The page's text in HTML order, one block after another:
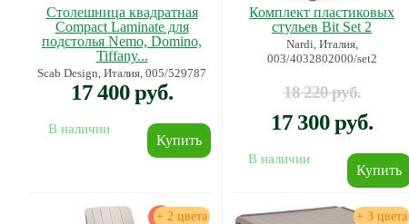
Столешница квадратная
Compact Laminate для
подстолья Nemo, Domino,
Tiffany...
Scab Design, Италия, 005/529787
17 400 руб.
В наличии
Комплект пластиковых
стульев Bit Set 2
Nardi, Италия,
003/4032802000/set2
18 220 руб.
17 300 руб.
В наличии
+ 2 цвета + 3 цвета